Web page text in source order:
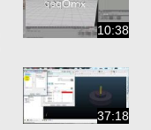
10:38
37:18